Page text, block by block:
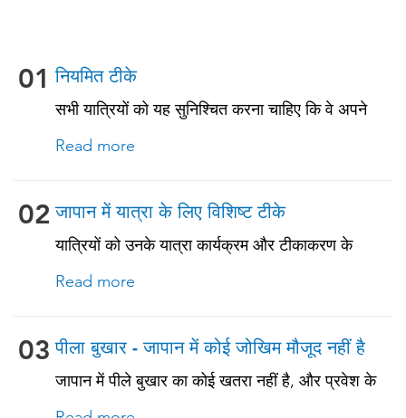
01 नियमित टीके
सभी यात्रियों को यह सुनिश्चित करना चाहिए कि वे अपने
नियमित टीकाकरण के साथ अप-टू-डेट रहें। इनमें से कुछ
डिप्थीरिया-पर्टुसिस • मीसल्स-मम्प्स-रूबेला (MMR) •
न्यूमोकोकल (65 वर्ष और उससे अधिक आयु के वयस्कों और
पुरानी बीमारियों या प्रतिरक्षा समस्याओं वाले सभी वयस्कों के
लिए)
Read more
02 जापान में यात्रा के लिए विशिष्ट टीके
यात्रियों को उनके यात्रा कार्यक्रम और टीकाकरण के
इतिहास के आधार पर हांगकांग के लिए यात्रा से संबंधित टीके
Read more
03 पीला बुखार - जापान में कोई जोखिम मौजूद नहीं है
जापान में पीले बुखार का कोई खतरा नहीं है, और प्रवेश के
लिए आधिकारिक पीले बुखार टीकाकरण प्रमाणपत्र की